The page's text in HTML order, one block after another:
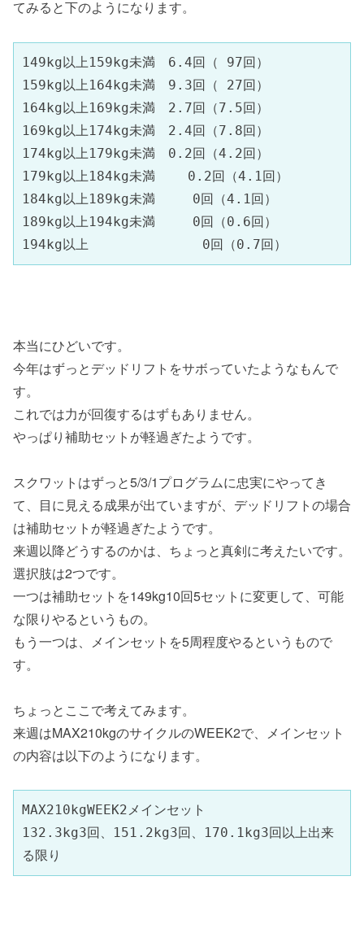
てみると下のようになります。
149kg以上159kg未満　6.4回（ 97回）
159kg以上164kg未満　9.3回（ 27回）
164kg以上169kg未満　2.7回（7.5回）
169kg以上174kg未満　2.4回（7.8回）
174kg以上179kg未満　0.2回（4.2回）
179kg以上184kg未満    0.2回（4.1回）
184kg以上189kg未満   　0回（4.1回）
189kg以上194kg未満   　0回（0.6回）
194kg以上　　　　　      0回（0.7回）
本当にひどいです。
今年はずっとデッドリフトをサボっていたようなもんで
す。
これでは力が回復するはずもありません。
やっぱり補助セットが軽過ぎたようです。
スクワットはずっと5/3/1プログラムに忠実にやってき
て、目に見える成果が出ていますが、デッドリフトの場合
は補助セットが軽過ぎたようです。
来週以降どうするのかは、ちょっと真剣に考えたいです。
選択肢は2つです。
一つは補助セットを149kg10回5セットに変更して、可能
な限りやるというもの。
もう一つは、メインセットを5周程度やるというもので
す。
ちょっとここで考えてみます。
来週はMAX210kgのサイクルのWEEK2で、メインセット
の内容は以下のようになります。
MAX210kgWEEK2メインセット
132.3kg3回、151.2kg3回、170.1kg3回以上出来
る限り